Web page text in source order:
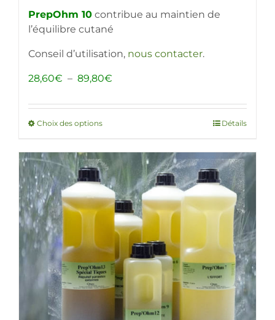
PrepOhm 10 contribue au maintien de
l’équilibre cutané
Conseil d’utilisation, nous contacter.
28,60€ – 89,80€
prix :
89,80€
Choix des optionsCe
a
plusieurs
variations.
Les
options
peuvent
être
choisies
sur
la
page
Détails